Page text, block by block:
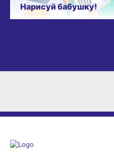
Нарисуй бабушку!